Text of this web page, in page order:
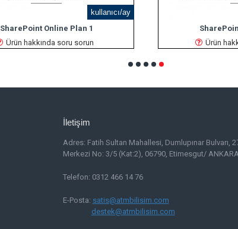
kullanıcı/ay
SharePoint Online Plan 1
Ürün hakkında soru sorun
Ürün
İletişim
Adres: Fatih Sultan Mahallesi, Dumlupınar Bulvarı,
Merkezi No: 3/5 (Kat:2), 06790, Etimesgut/ ANKARA
Telefon: 0312 466 14 76
E-Posta: satis@atmbilisim.com
destek@atmbilisim.com